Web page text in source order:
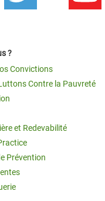
?
Convictions
Contre la Pauvreté
et Redevabilité
Prévention